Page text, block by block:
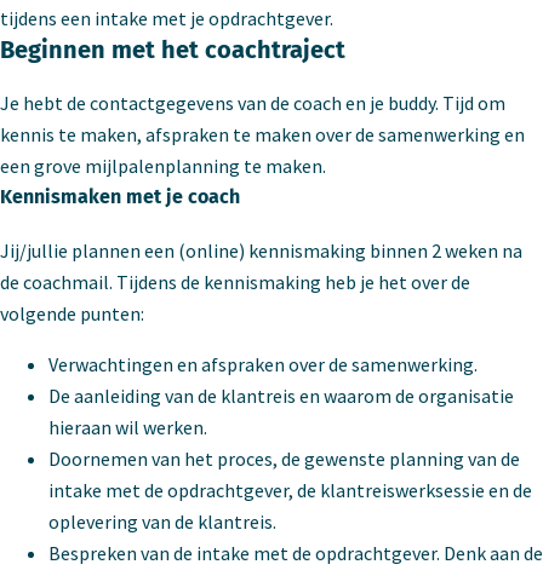
tijdens een intake met je opdrachtgever.
Beginnen met het coachtraject
Je hebt de contactgegevens van de coach en je buddy. Tijd om
kennis te maken, afspraken te maken over de samenwerking en
een grove mijlpalenplanning te maken.
Kennismaken met je coach
Jij/jullie plannen een (online) kennismaking binnen 2 weken na
de coachmail. Tijdens de kennismaking heb je het over de
volgende punten:
Verwachtingen en afspraken over de samenwerking.
De aanleiding van de klantreis en waarom de organisatie
hieraan wil werken.
Doornemen van het proces, de gewenste planning van de
intake met de opdrachtgever, de klantreiswerksessie en de
oplevering van de klantreis.
Bespreken van de intake met de opdrachtgever. Denk aan de